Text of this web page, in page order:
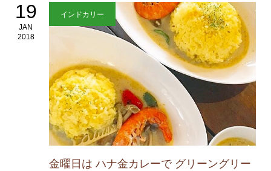
19
JAN
2018
インドカリー
金曜日は ハナ金カレーで グリーングリー